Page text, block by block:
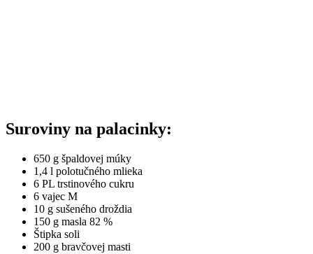
Suroviny na palacinky:
650 g špaldovej múky
1,4 l polotučného mlieka
6 PL trstinového cukru
6 vajec M
10 g sušeného droždia
150 g masla 82 %
Štipka soli
200 g bravčovej masti